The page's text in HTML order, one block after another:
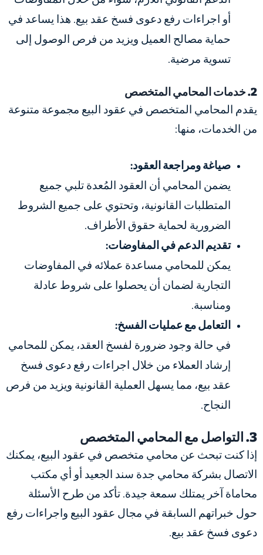
أو اجراءات رفع دعوى فسخ عقد بيع. هذا يساعد في
حماية مصالح العميل ويزيد من فرص الوصول إلى
تسوية مرضية.
2. خدمات المحامي المتخصص
يقدم المحامي المتخصص في عقود البيع مجموعة متنوعة
من الخدمات، منها:
صياغة ومراجعة العقود:
يضمن المحامي أن العقود المُعدة تلبي جميع
المتطلبات القانونية، وتحتوي على جميع الشروط
الضرورية لحماية حقوق الأطراف.
تقديم الدعم في المفاوضات:
يمكن للمحامي مساعدة عملائه في المفاوضات
التجارية لضمان أن يحصلوا على شروط عادلة
ومناسبة.
التعامل مع عمليات الفسخ:
في حالة وجود ضرورة لفسخ العقد، يمكن للمحامي
إرشاد العملاء من خلال اجراءات رفع دعوى فسخ
عقد بيع، مما يسهل العملية القانونية ويزيد من فرص
النجاح.
3. التواصل مع المحامي المتخصص
إذا كنت تبحث عن محامي متخصص في عقود البيع، يمكنك
الاتصال بشركة محامي جدة سند الجعيد أو أي مكتب
محاماة آخر يمتلك سمعة جيدة. تأكد من طرح الأسئلة
حول خبراتهم السابقة في مجال عقود البيع واجراءات رفع
دعوى فسخ عقد بيع.